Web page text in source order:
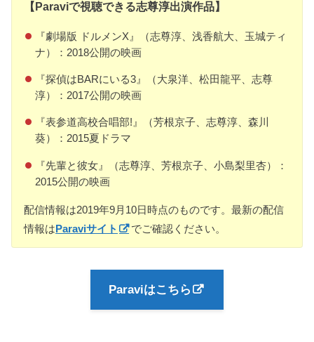
【Paraviで視聴できる志尊淳出演作品】
『劇場版 ドルメンX』（志尊淳、浅香航大、玉城ティ
ナ）：2018公開の映画
『探偵はBARにいる3』（大泉洋、松田龍平、志尊
淳）：2017公開の映画
『表参道高校合唱部!』（芳根京子、志尊淳、森川
葵）：2015夏ドラマ
『先輩と彼女』（志尊淳、芳根京子、小島梨里杏）：
2015公開の映画
配信情報は2019年9月10日時点のものです。最新の配信
情報はParaviサイト でご確認ください。
Paraviはこちら